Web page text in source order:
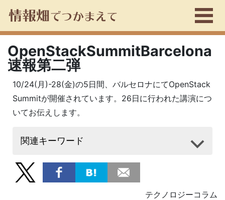
OpenStackSummitBarcelona
速報第二弾
10/24(月)-28(金)の5日間、バルセロナにてOpenStack
Summitが開催されています。26日に行われた講演につ
いてお伝えします。
関連キーワード
テクノロジーコラム